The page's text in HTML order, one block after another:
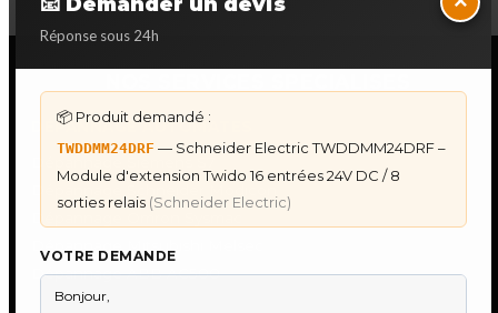
Réponse sous 24h
📦 Produit demandé :
TWDDMM24DRF — Schneider Electric TWDDMM24DRF –
Module d'extension Twido 16 entrées 24V DC / 8
sorties relais (Schneider Electric)
VOTRE DEMANDE
DÉPANNAGE AUTOMATES
Dépannage ABB AC500